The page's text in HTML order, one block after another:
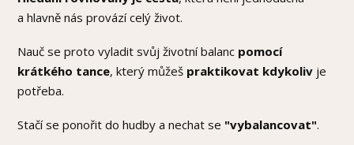
a hlavně nás provází celý život.
Nauč se proto vyladit svůj životní balanc pomocí
krátkého tance, který můžeš praktikovat kdykoliv je
potřeba.
Stačí se ponořit do hudby a nechat se "vybalancovat".